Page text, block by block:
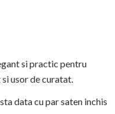
si practic pentru
usor de curatat.
data cu par saten inchis